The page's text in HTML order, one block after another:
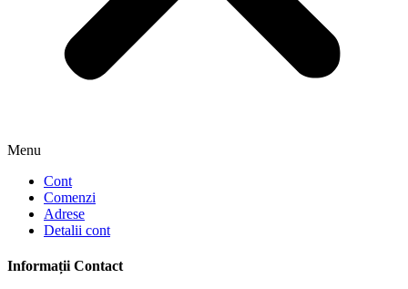
Menu
Cont
Comenzi
Adrese
Detalii cont
Informații Contact